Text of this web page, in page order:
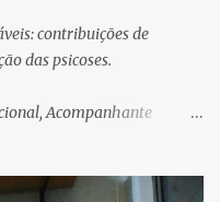
contribuições de
das psicoses.
Acompanhante
Resumo: Este artigo